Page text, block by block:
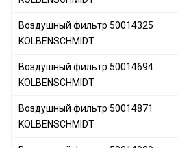
Воздушный фильтр 50014325
KOLBENSCHMIDT
Воздушный фильтр 50014694
KOLBENSCHMIDT
Воздушный фильтр 50014871
KOLBENSCHMIDT